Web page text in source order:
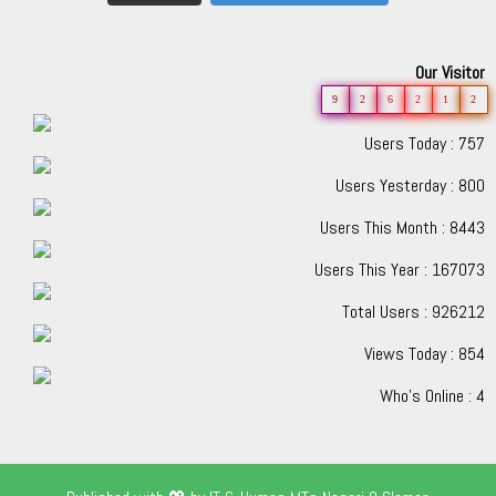
Our Visitor
9 2 6 2 1 2
Users Today : 757
Users Yesterday : 800
Users This Month : 8443
Users This Year : 167073
Total Users : 926212
Views Today : 854
Who's Online : 4